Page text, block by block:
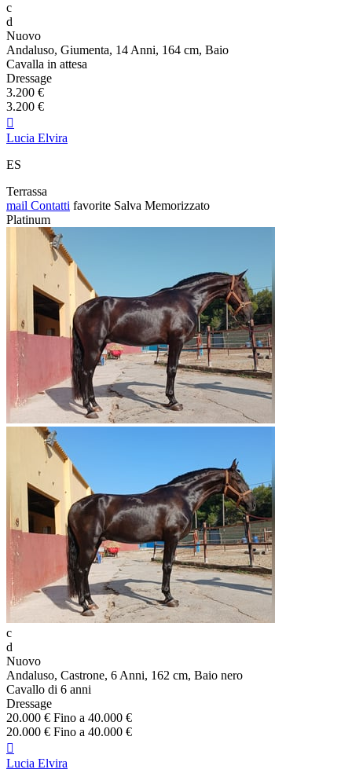
c
d
Nuovo
Andaluso, Giumenta, 14 Anni, 164 cm, Baio
Cavalla in attesa
Dressage
3.200 €
3.200 €

Lucia Elvira
ES
Terrassa
mail Contatti favorite Salva Memorizzato
Platinum
c
d
Nuovo
Andaluso, Castrone, 6 Anni, 162 cm, Baio nero
Cavallo di 6 anni
Dressage
20.000 € Fino a 40.000 €
20.000 € Fino a 40.000 €

Lucia Elvira